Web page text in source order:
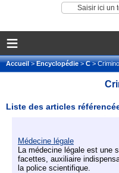
≡
Accueil>Encyclopédie>C>
Liste des articles
Médecine légale
La médecine légale est une
facettes, auxiliaire
la police scientifique.